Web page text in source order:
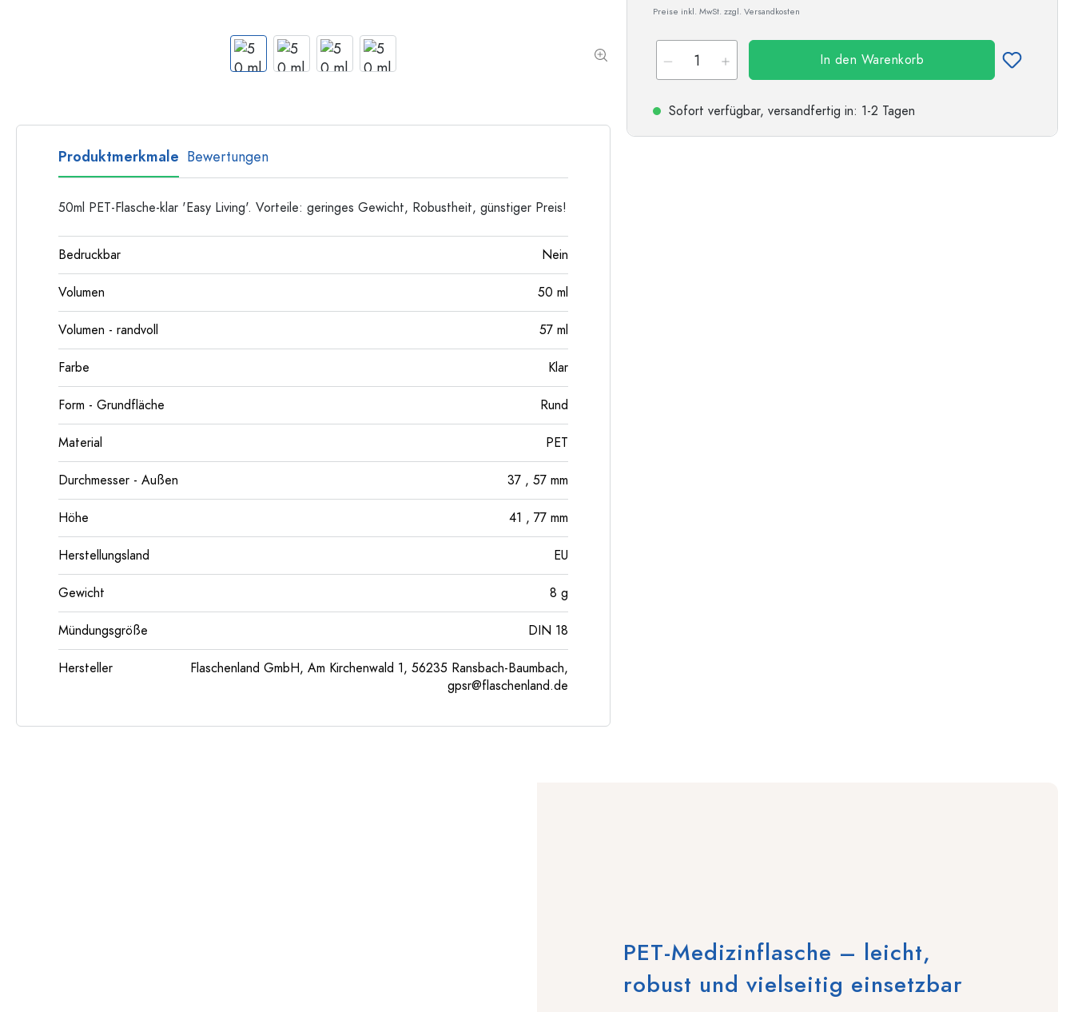
Mehrkantflaschen
Preise inkl. MwSt. zzgl. Versandkosten
In den Warenkorb
Sofort verfügbar, versandfertig in: 1-2 Tagen
Produktmerkmale Bewertungen
50ml PET-Flasche-klar 'Easy Living'. Vorteile: geringes Gewicht, Robustheit, günstiger Preis!
Bedruckbar Nein
Volumen 50 ml
Volumen - randvoll 57 ml
Farbe Klar
Form - Grundfläche Rund
Material PET
Durchmesser - Außen 37 , 57 mm
Höhe 41 , 77 mm
Herstellungsland EU
Gewicht 8 g
Mündungsgröße DIN 18
Hersteller
Flaschenland GmbH, Am Kirchenwald 1, 56235 Ransbach-Baumbach,
gpsr@flaschenland.de
PET-Medizinflasche – leicht,
robust und vielseitig einsetzbar